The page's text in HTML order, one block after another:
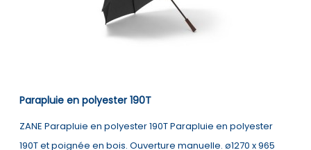
Parapluie en polyester 190T
ZANE Parapluie en polyester 190T Parapluie en polyester
190T et poignée en bois. Ouverture manuelle. ø1270 x 965